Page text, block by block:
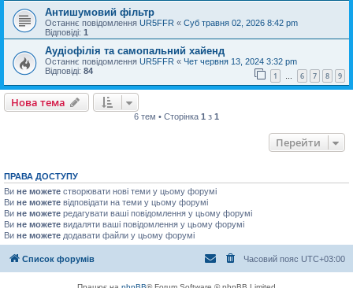
Антишумовий фільтр
Останнє повідомлення UR5FFR « Суб травня 02, 2026 8:42 pm
Відповіді: 1
Аудіофілія та самопальний хайенд
Останнє повідомлення UR5FFR « Чет червня 13, 2024 3:32 pm
Відповіді: 84 1 … 6 7 8 9
Нова тема
6 тем • Сторінка 1 з 1
Перейти
ПРАВА ДОСТУПУ
Ви не можете створювати нові теми у цьому форумі
Ви не можете відповідати на теми у цьому форумі
Ви не можете редагувати ваші повідомлення у цьому форумі
Ви не можете видаляти ваші повідомлення у цьому форумі
Ви не можете додавати файли у цьому форумі
Список форумів Часовий пояс UTC+03:00